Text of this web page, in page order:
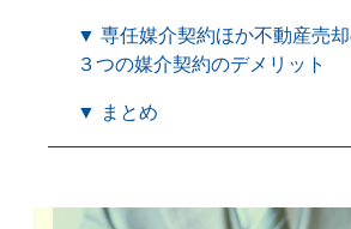
▼ 専任媒介契約ほか不動産売
３つの媒介契約のデメリット
▼ まとめ